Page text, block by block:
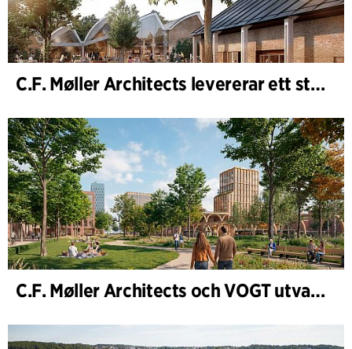
C.F. Møller Architects levererar ett starkt resultat för 2025
C.F. Møller Architects och VOGT utvalda att forma framtidens Hamburg-Altona